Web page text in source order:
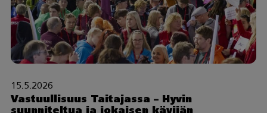
15.5.2026
Vastuullisuus Taitajassa – Hyvin
suunniteltua ja jokaisen kävijän